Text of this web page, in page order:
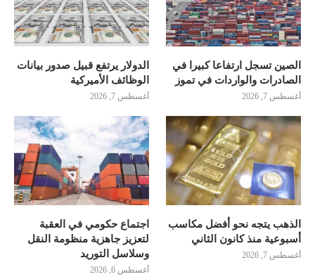
الصين تسجل ارتفاعا كبيرا في
الصادرات والواردات في تموز
أغسطس 7, 2026
الدولار يرتفع قبيل صدور بيانات
الوظائف الأميركية
أغسطس 7, 2026
الذهب يتجه نحو أفضل مكاسب
أسبوعية منذ كانون الثاني
أغسطس 7, 2026
اجتماع حكومي في العقبة
لتعزيز جاهزية منظومة النقل
وسلاسل التوريد
أغسطس 6, 2026